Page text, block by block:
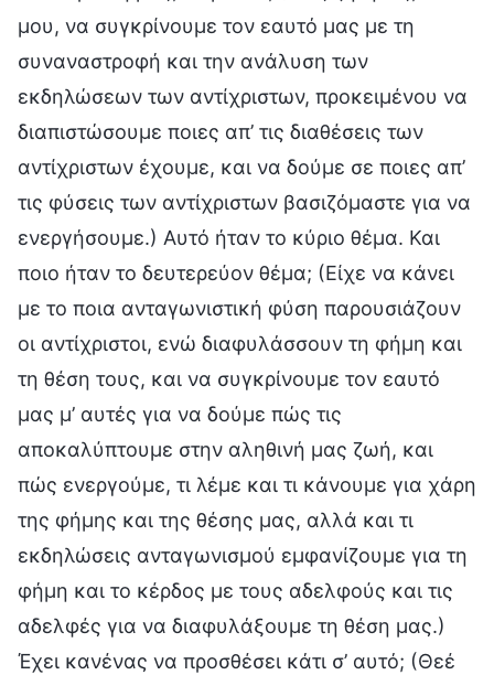
μου, να συγκρίνουμε τον εαυτό μας με τη
συναναστροφή και την ανάλυση των
εκδηλώσεων των αντίχριστων, προκειμένου να
διαπιστώσουμε ποιες απ’ τις διαθέσεις των
αντίχριστων έχουμε, και να δούμε σε ποιες απ’
τις φύσεις των αντίχριστων βασιζόμαστε για να
ενεργήσουμε.) Αυτό ήταν το κύριο θέμα. Και
ποιο ήταν το δευτερεύον θέμα; (Είχε να κάνει
με το ποια ανταγωνιστική φύση παρουσιάζουν
οι αντίχριστοι, ενώ διαφυλάσσουν τη φήμη και
τη θέση τους, και να συγκρίνουμε τον εαυτό
μας μ’ αυτές για να δούμε πώς τις
αποκαλύπτουμε στην αληθινή μας ζωή, και
πώς ενεργούμε, τι λέμε και τι κάνουμε για χάρη
της φήμης και της θέσης μας, αλλά και τι
εκδηλώσεις ανταγωνισμού εμφανίζουμε για τη
φήμη και το κέρδος με τους αδελφούς και τις
αδελφές για να διαφυλάξουμε τη θέση μας.)
Έχει κανένας να προσθέσει κάτι σ’ αυτό; (Θεέ